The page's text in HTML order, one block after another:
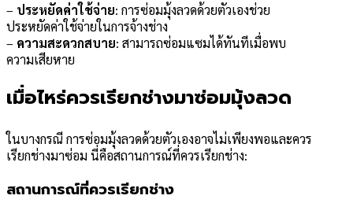
– ประหยัดค่าใช้จ่าย: การซ่อมมุ้งลวดด้วยตัวเองช่วย
ประหยัดค่าใช้จ่ายในการจ้างช่าง
– ความสะดวกสบาย: สามารถซ่อมแซมได้ทันทีเมื่อพบ
ความเสียหาย
เมื่อไหร่ควรเรียกช่างมาซ่อมมุ้งลวด
ในบางกรณี การซ่อมมุ้งลวดด้วยตัวเองอาจไม่เพียงพอและควร
เรียกช่างมาซ่อม นี่คือสถานการณ์ที่ควรเรียกช่าง:
สถานการณ์ที่ควรเรียกช่าง